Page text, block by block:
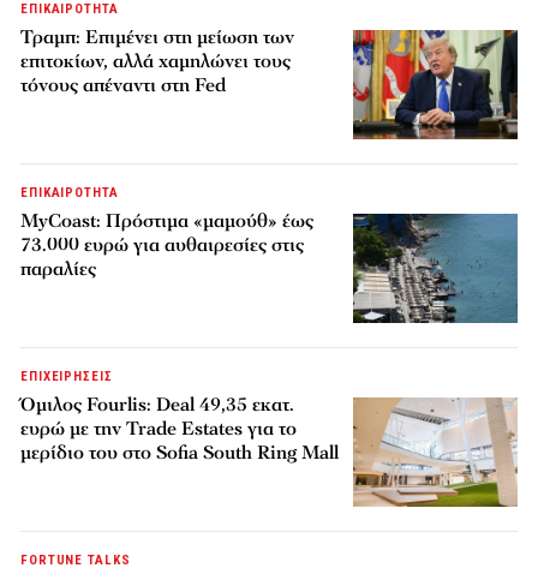
ΕΠΙΚΑΙΡΟΤΗΤΑ
Τραμπ: Επιμένει στη μείωση των
επιτοκίων, αλλά χαμηλώνει τους
τόνους απέναντι στη Fed
ΕΠΙΚΑΙΡΟΤΗΤΑ
MyCoast: Πρόστιμα «μαμούθ» έως
73.000 ευρώ για αυθαιρεσίες στις
παραλίες
ΕΠΙΧΕΙΡΗΣΕΙΣ
Όμιλος Fourlis: Deal 49,35 εκατ.
ευρώ με την Trade Estates για το
μερίδιο του στο Sofia South Ring Mall
FORTUNE TALKS